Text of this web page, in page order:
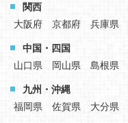
関西
大阪府
京都府 兵庫県
中国・四国
山口県
岡山県 島根県
九州・沖縄
福岡県
佐賀県 大分県